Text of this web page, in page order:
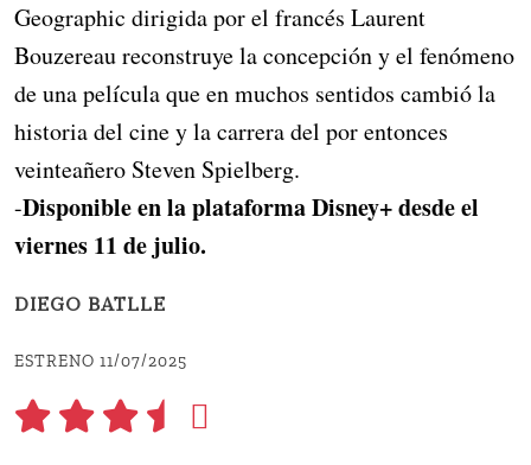
Geographic dirigida por el francés Laurent
Bouzereau reconstruye la concepción y el fenómeno
de una película que en muchos sentidos cambió la
historia del cine y la carrera del por entonces
veinteañero Steven Spielberg.
-Disponible en la plataforma Disney+ desde el
viernes 11 de julio.
DIEGO BATLLE
ESTRENO 11/07/2025